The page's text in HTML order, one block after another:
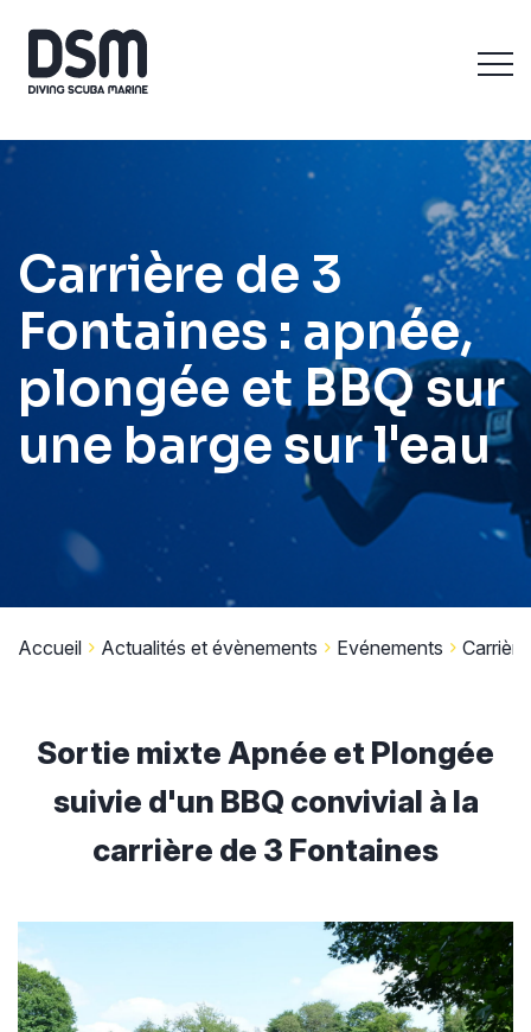
Carrière de 3
Fontaines : apnée,
plongée et BBQ sur
une barge sur l'eau
Accueil Actualités et évènements Evénements
Sortie mixte Apnée et Plongée
suivie d'un BBQ convivial à la
carrière de 3 Fontaines